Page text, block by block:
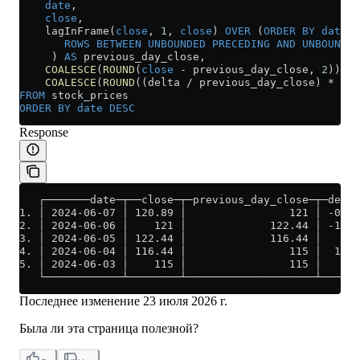
    date
,
    close
,
    lagInFrame(
close , 1 , close ) OVER ( ORDER BY date
       ROWS
BETWEEN UNBOUNDED PRECEDING AND UNBOUNDED
     )
AS previous_day_close,
    COALESCE
( ROUND ( close - previous_day_close, 2 ))
    COALESCE
( ROUND ((delta / previous_day_close) *
FROM stock_prices
ORDER BY date DESC
Response
1. │ 2024-06-07 │ 120.89 │                121 │ -
2. │ 2024-06-06 │    121 │             122.44 │ -
3. │ 2024-06-05 │ 122.44 │             116.44 │
4. │ 2024-06-04 │ 116.44 │                115 │
5. │ 2024-06-03 │    115 │                115 │
Последнее изменение 23 июля 2026 г.
Была ли эта страница полезной?